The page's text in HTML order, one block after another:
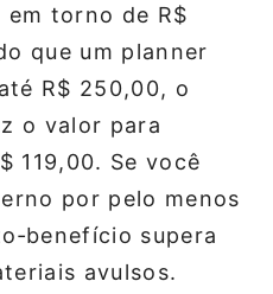
torno de R$
que um planner
R$ 250,00, o
o valor para
119,00. Se você
por pelo menos
supera
avulsos.